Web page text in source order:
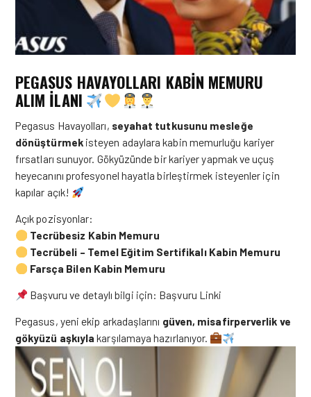
PEGASUS HAVAYOLLARI KABİN MEMURU
ALIM İLANI
Pegasus Havayolları, seyahat tutkusunu mesleğe
dönüştürmekisteyen adaylara kabin memurluğu kariyer
fırsatları sunuyor. Gökyüzünde bir kariyer yapmak ve uçuş
heyecanını profesyonel hayatla birleştirmek isteyenler için
kapılar açık!
Açık pozisyonlar:
Tecrübesiz Kabin Memuru
Tecrübeli – Temel Eğitim Sertifikalı Kabin Memuru
Farsça Bilen Kabin Memuru
Başvuru ve detaylı bilgi için: Başvuru Linki
Pegasus, yeni ekip arkadaşlarını güven, misafirperverlik ve
gökyüzü aşkıyla karşılamaya hazırlanıyor.